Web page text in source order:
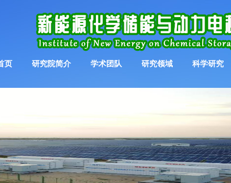
页 研究院简介 学术团队 研究领域 科学研究